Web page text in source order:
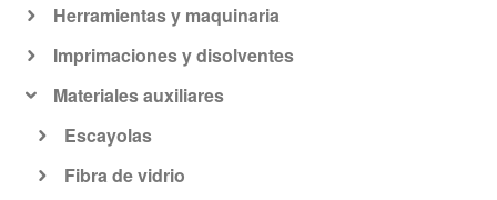
Herramientas y maquinaria
Imprimaciones y disolventes
Materiales auxiliares
Escayolas
Fibra de vidrio